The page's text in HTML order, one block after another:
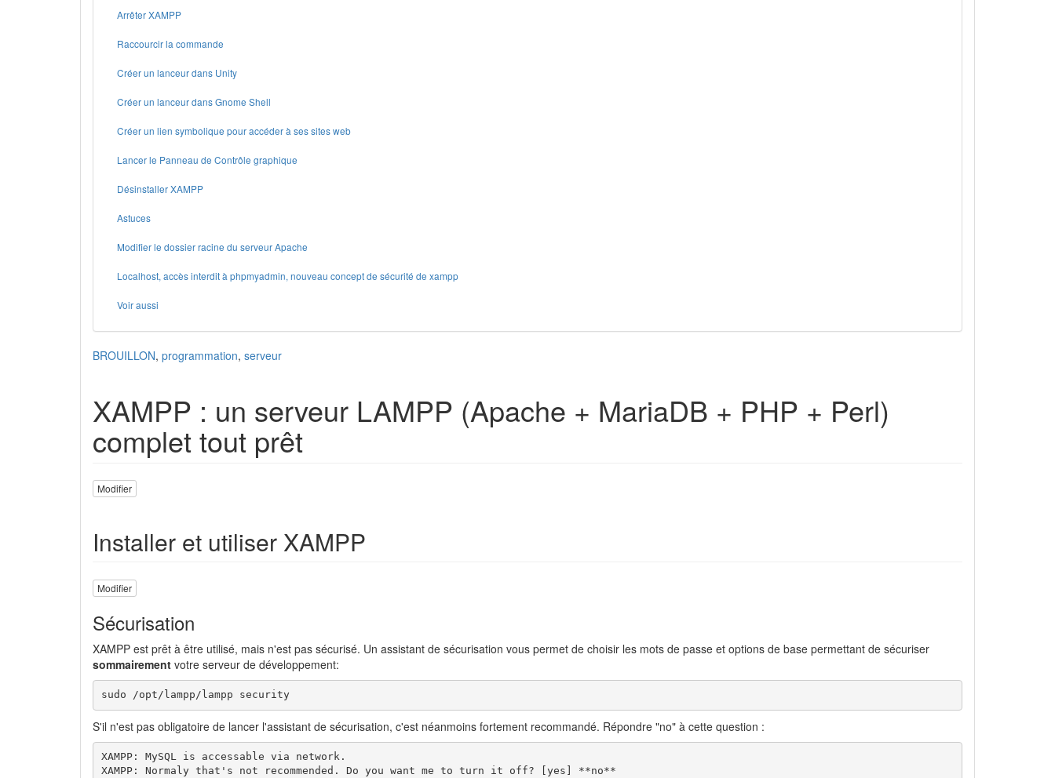
Arrêter XAMPP
Raccourcir la commande
Créer un lanceur dans Unity
Créer un lanceur dans Gnome Shell
Créer un lien symbolique pour accéder à ses sites web
Lancer le Panneau de Contrôle graphique
Désinstaller XAMPP
Astuces
Modifier le dossier racine du serveur Apache
Localhost, accès interdit à phpmyadmin, nouveau concept de sécurité de xampp
Voir aussi
BROUILLON, programmation, serveur
XAMPP : un serveur LAMPP (Apache + MariaDB + PHP + Perl)
complet tout prêt
Modifier
Installer et utiliser XAMPP
Modifier
Sécurisation
XAMPP est prêt à être utilisé, mais n'est pas sécurisé. Un assistant de sécurisation vous permet de choisir les mots de passe et options de base permettant de sécuriser
sommairement votre serveur de développement:
sudo /opt/lampp/lampp security
S'il n'est pas obligatoire de lancer l'assistant de sécurisation, c'est néanmoins fortement recommandé. Répondre "no" à cette question :
XAMPP: MySQL is accessable via network.
XAMPP: Normaly that's not recommended. Do you want me to turn it off? [yes] **no**